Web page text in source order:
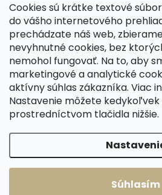
Cookies sú krátke textové
do vášho internetového
prechádzate náš web,
nevyhnutné cookies, bez
nemohol fungovať. Na to, aby
marketingové a analytické
aktívny súhlas zákazníka. Viac
Nastavenie môžete
prostredníctvom tlačidla nižšie.
Súhlasím
KONTAKT
dotazy@ spongr.cz
+420 776 663 962
https://www.facebook.com/
spongr.cz
Špongr.cz .